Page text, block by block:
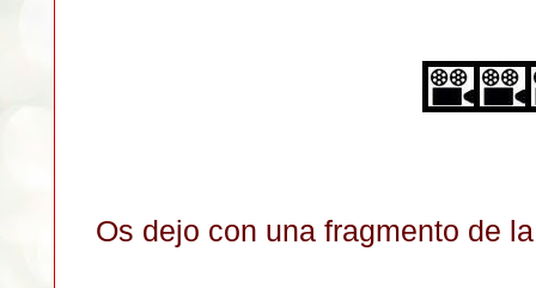
Os dejo con una fragmento de